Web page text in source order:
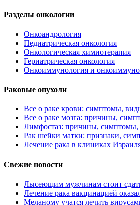
Разделы онкологии
Онкоандрология
Педиатрическая онкология
Онкологическая химиотерапия
Гериатрическая онкология
Онкоиммунология и
Раковые опухоли
Все о раке крови: симптомы,
Все о раке мозга: причины,
Лимфостаз: причины, симптомы,
Рак шейки матки: признаки,
Лечение рака в клиниках
Свежие новости
Лысеющим мужчинам стоит
Лечение рака вакцинацией
Меланому учатся лечить